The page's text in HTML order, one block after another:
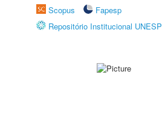
Scopus
Fapesp
Repositório Institucional UNESP